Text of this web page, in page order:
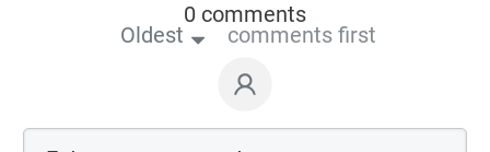
0 comments
Oldest comments first